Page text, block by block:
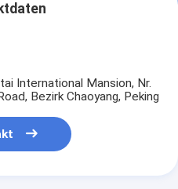
International Mansion, Nr.
Bezirk Chaoyang, Peking